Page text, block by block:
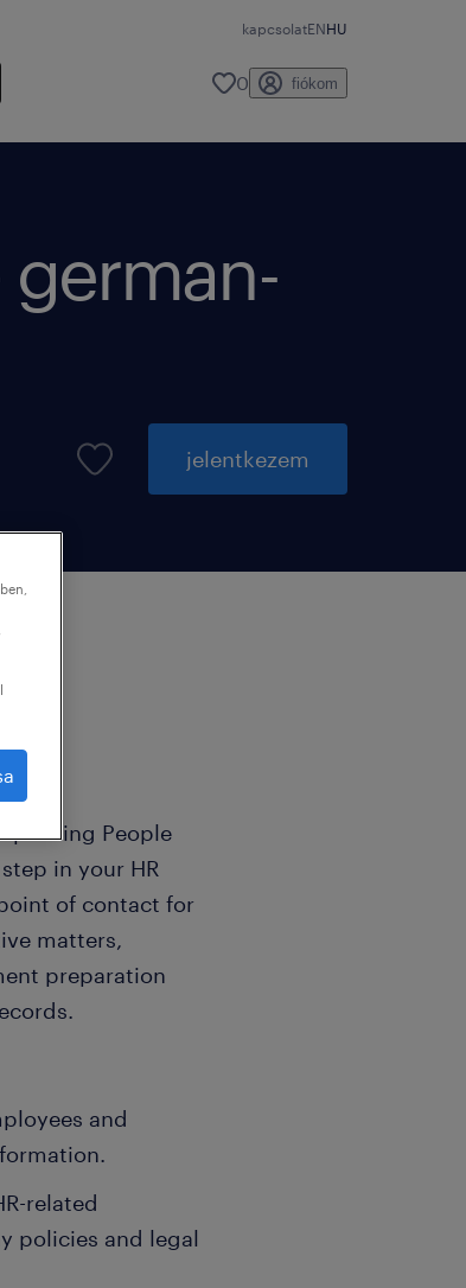
kapcsolatENHU
0 fiókom
jelentkezem
People
in your HR
of contact for
matters,
preparation
and
related
policies and legal